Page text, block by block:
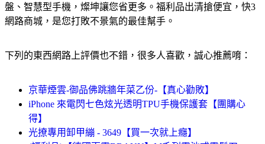
盤、智慧型手機，燦坤讓您省更多。福利品出清搶便宜，快3
網路商城，是您打敗不景氣的最佳幫手。
下列的東西網路上評價也不錯，很多人喜歡，誠心推薦唷：
京華煙雲-御品佛跳牆年菜乙份-【真心勸敗】
iPhone 來電閃七色炫光透明TPU手機保護套【團購心
得】
光撩專用卸甲繃 - 3649【買一次就上癮】